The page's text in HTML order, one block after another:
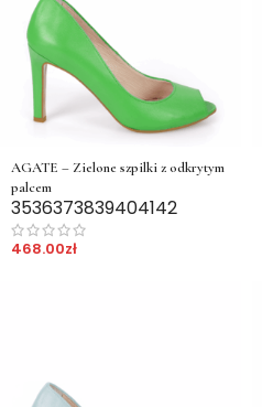
AGATE – Zielone szpilki z odkrytym
palcem
3536373839404142
468.00zł